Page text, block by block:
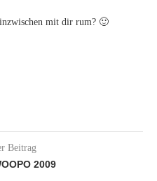
mit dir rum? 🙂
Beitrag
2009